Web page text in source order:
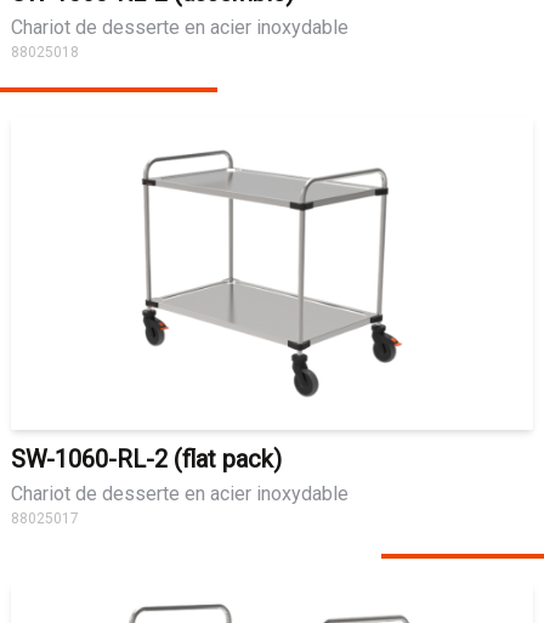
Chariot de desserte en acier inoxydable
88025018
SW-1060-RL-2 (flat pack)
Chariot de desserte en acier inoxydable
88025017